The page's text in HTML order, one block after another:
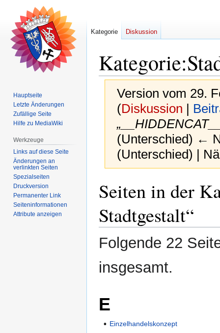
Kategorie:
Version vom 29.
(Diskussion |
(Unterschied) ←
(Unterschied) |
Navigation
Suche
Seiten in der
Stadtgestalt“
Folgende 22
insgesamt.
E
Einzelhandelskonzept
Kategorie Diskussion
Hauptseite
Letzte Änderungen
Zufällige Seite
Hilfe zu MediaWiki
Werkzeuge
Links auf diese Seite
Änderungen an
verlinkten Seiten
Spezialseiten
Druckversion
Permanenter Link
Seiten­­informationen
Attribute anzeigen